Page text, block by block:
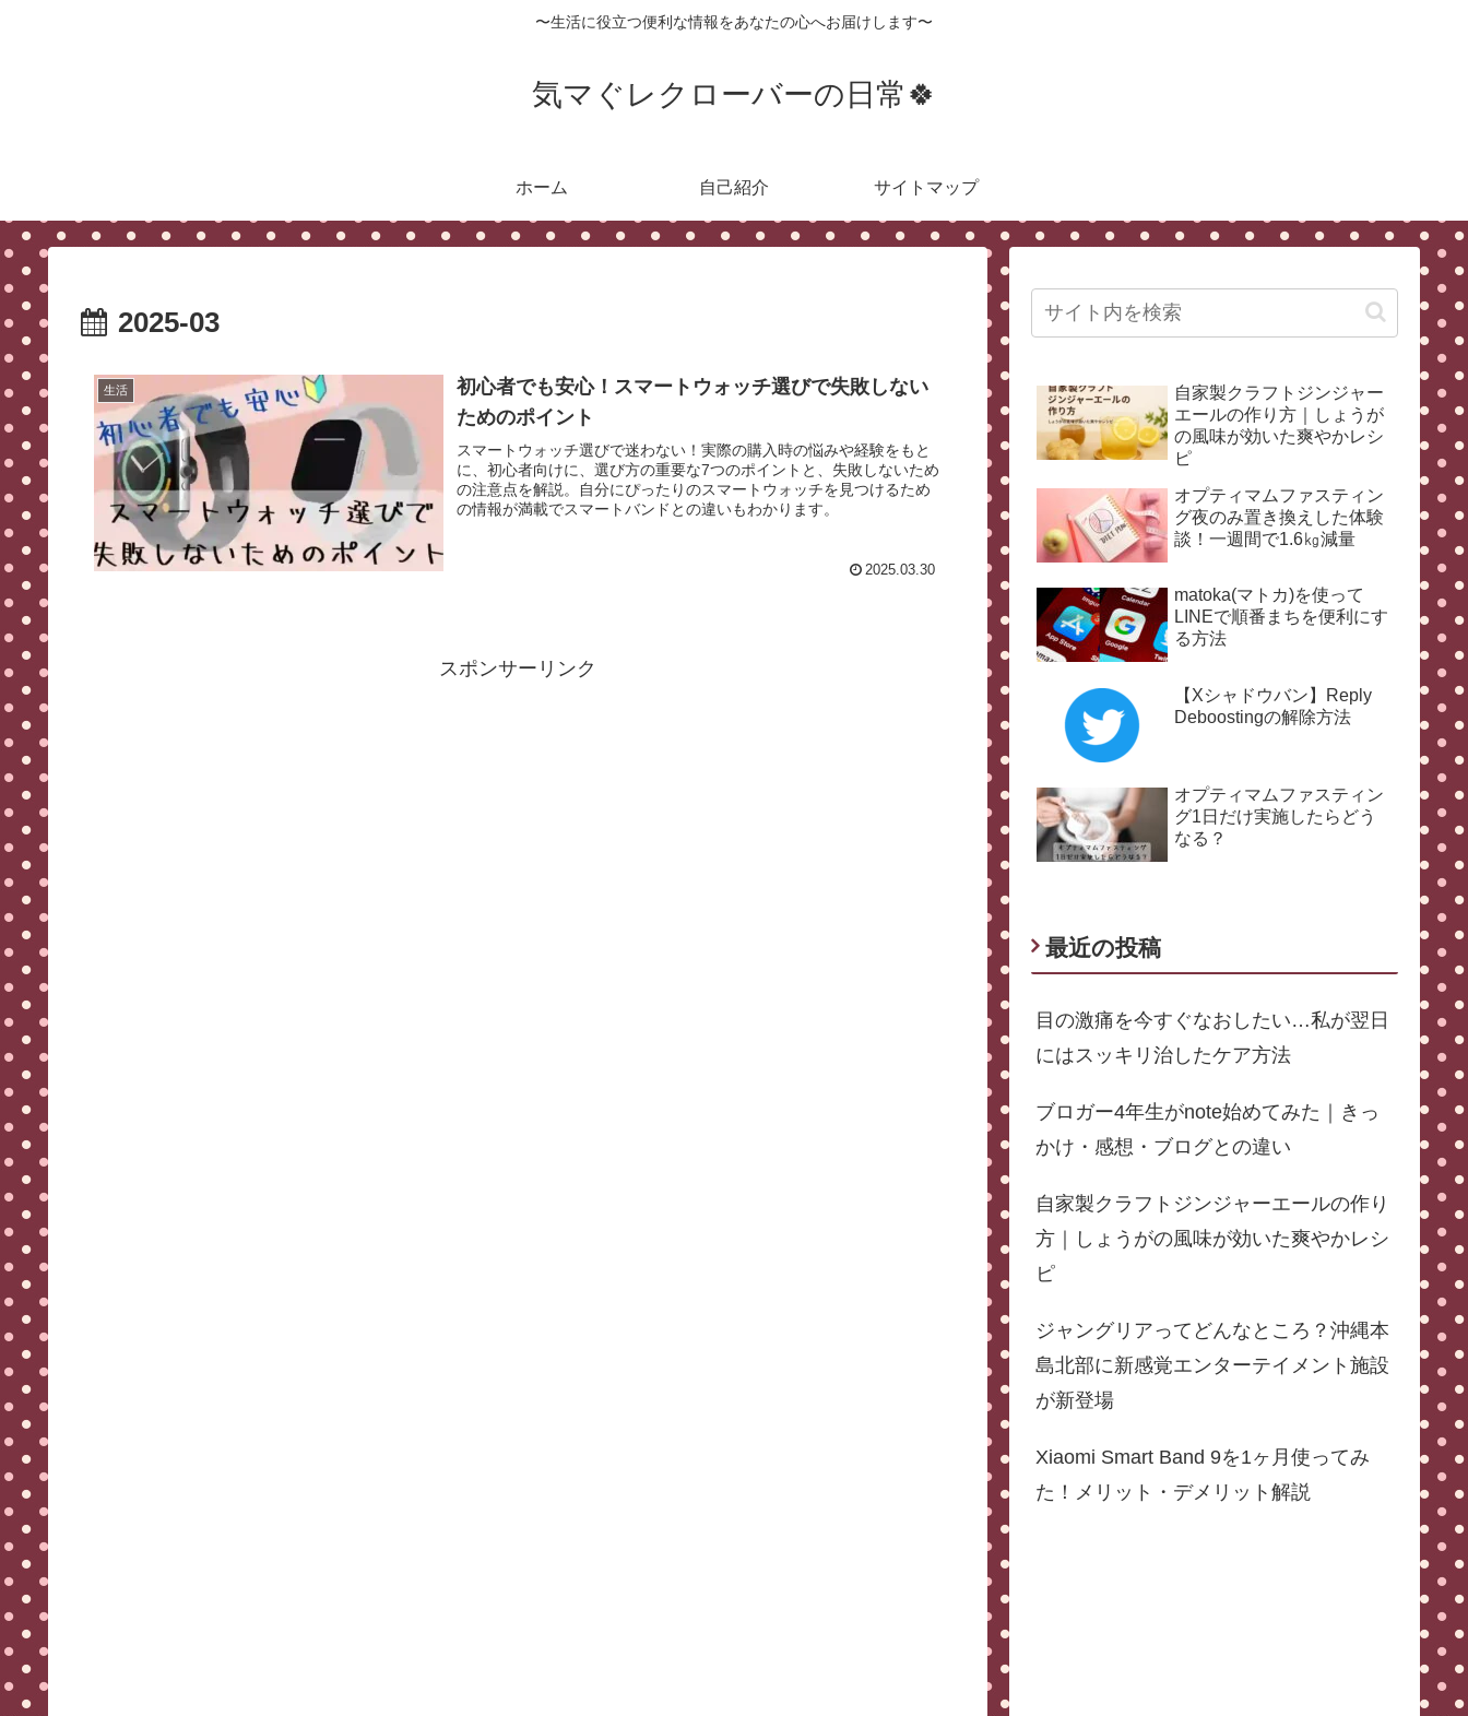
〜生活に役立つ便利な情報をあなたの心へお届けします〜
気マぐレクローバーの日常🍀
ホーム 自己紹介 サイトマップ
2025-03
生活
初心者でも安心！スマートウォッチ選びで失敗しない
ためのポイント
スマートウォッチ選びで迷わない！実際の購入時の悩みや経験をもと
に、初心者向けに、選び方の重要な7つのポイントと、失敗しないため
の注意点を解説。自分にぴったりのスマートウォッチを見つけるため
の情報が満載でスマートバンドとの違いもわかります。
2025.03.30
スポンサーリンク
自家製クラフトジンジャー
エールの作り方｜しょうが
の風味が効いた爽やかレシ
ピ
オプティマムファスティン
グ夜のみ置き換えした体験
談！一週間で1.6㎏減量
matoka(マトカ)を使って
LINEで順番まちを便利にす
る方法
【Xシャドウバン】Reply
Deboostingの解除方法
オプティマムファスティン
グ1日だけ実施したらどう
なる？
最近の投稿
目の激痛を今すぐなおしたい…私が翌日
にはスッキリ治したケア方法
ブロガー4年生がnote始めてみた｜きっ
かけ・感想・ブログとの違い
自家製クラフトジンジャーエールの作り
方｜しょうがの風味が効いた爽やかレシ
ピ
ジャングリアってどんなところ？沖縄本
島北部に新感覚エンターテイメント施設
が新登場
Xiaomi Smart Band 9を1ヶ月使ってみ
た！メリット・デメリット解説